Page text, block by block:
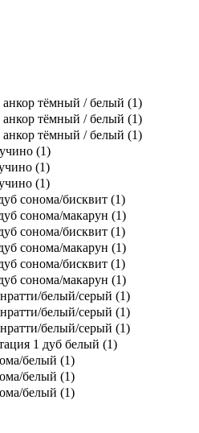
анкор тёмный / белый (1)
анкор тёмный / белый (1)
анкор тёмный / белый (1)
(1)
(1)
(1)
сонома/бисквит (1)
сонома/макарун (1)
сонома/бисквит (1)
сонома/макарун (1)
сонома/бисквит (1)
сонома/макарун (1)
белый/серый (1)
белый/серый (1)
белый/серый (1)
1 дуб белый (1)
белый (1)
белый (1)
белый (1)